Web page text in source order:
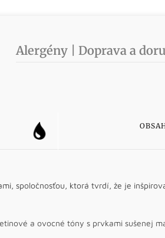
Alergény | Doprava a
spoločnosťou, ktorá tvrdí, že je
a ovocné tóny s prvkami sušenej